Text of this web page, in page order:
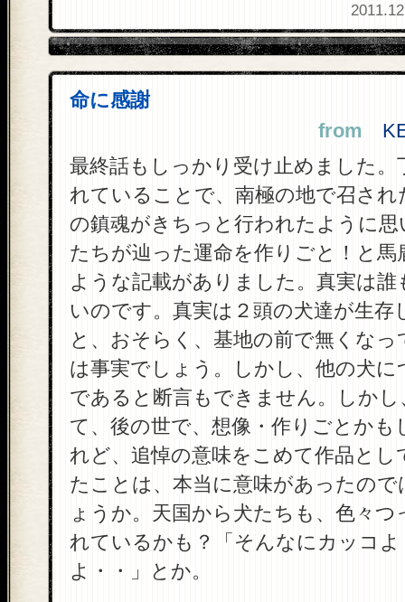
命に感謝
from
最終話もしっかり受け止めました。
れていることで、南極の地で召され
の鎮魂がきちっと行われたように思
たちが辿った運命を作りごと！と馬
ような記載がありました。真実は誰
いのです。真実は２頭の犬達が生存
と、おそらく、基地の前で無くなっ
は事実でしょう。しかし、他の犬に
であると断言もできません。しか
て、後の世で、想像・作りごとかも
れど、追悼の意味をこめて作品とし
たことは、本当に意味があったの
ょうか。天国から犬たちも、色々つ
れているかも？「そんなにカッコ
よ・・」とか。